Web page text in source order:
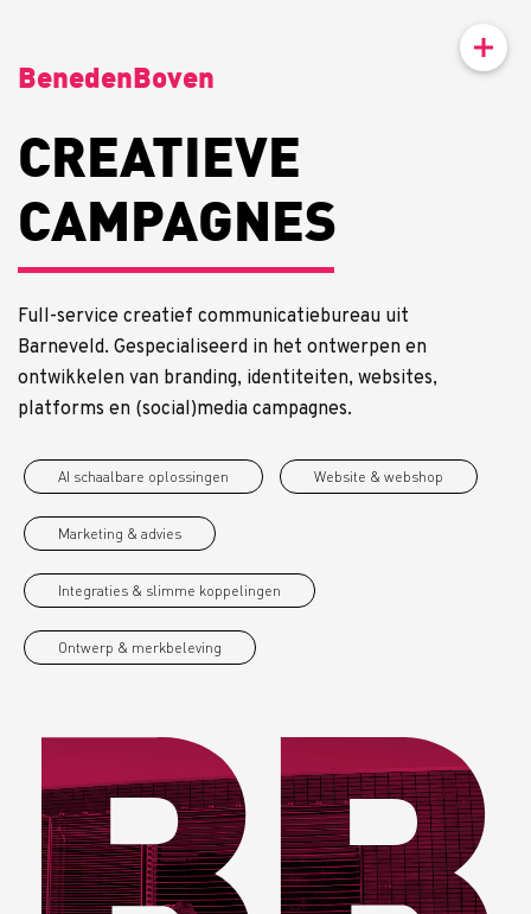
BenedenBoven
CREATIEVE
CAMPAGNES
DINGEN
Full-service creatief communicatiebureau uit
Barneveld. Gespecialiseerd in het ontwerpen en
ontwikkelen van branding, identiteiten, websites,
platforms en (social)media campagnes.
AI schaalbare oplossingen Website & webshop
Marketing & advies
Integraties & slimme koppelingen
Ontwerp & merkbeleving